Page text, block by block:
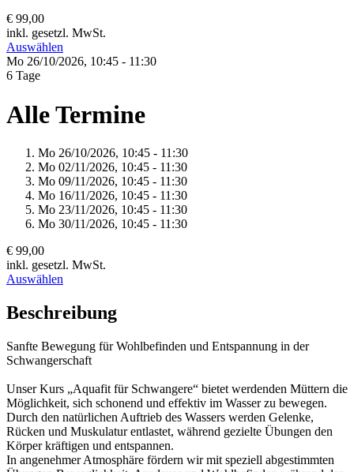
€ 99,00
inkl. gesetzl. MwSt.
Auswählen
Mo 26/10/2026, 10:45 - 11:30
6 Tage
Alle Termine
Mo 26/10/2026, 10:45 - 11:30
Mo 02/11/2026, 10:45 - 11:30
Mo 09/11/2026, 10:45 - 11:30
Mo 16/11/2026, 10:45 - 11:30
Mo 23/11/2026, 10:45 - 11:30
Mo 30/11/2026, 10:45 - 11:30
€ 99,00
inkl. gesetzl. MwSt.
Auswählen
Beschreibung
Sanfte Bewegung für Wohlbefinden und Entspannung in der
Schwangerschaft
Unser Kurs „Aquafit für Schwangere“ bietet werdenden Müttern die
Möglichkeit, sich schonend und effektiv im Wasser zu bewegen.
Durch den natürlichen Auftrieb des Wassers werden Gelenke,
Rücken und Muskulatur entlastet, während gezielte Übungen den
Körper kräftigen und entspannen.
In angenehmer Atmosphäre fördern wir mit speziell abgestimmten